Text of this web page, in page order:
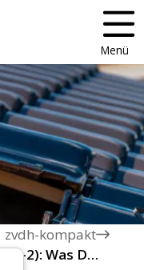
Menü
zvdh-kompakt
6/2026 Cybersicherheitsgesetz (NIS-2): Was Dachdeckerbetriebe wissen müssen